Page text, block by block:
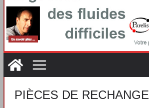
PIÈCES DE RECHANGE